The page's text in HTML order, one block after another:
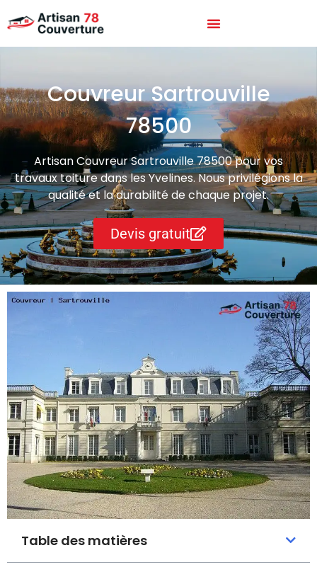
Couvreur Sartrouville
78500
Artisan Couvreur Sartrouville 78500 pour vos
travaux toiture dans les Yvelines. Nous privilégions la
qualité et la durabilité de chaque projet.
Devis gratuit
Table des matières